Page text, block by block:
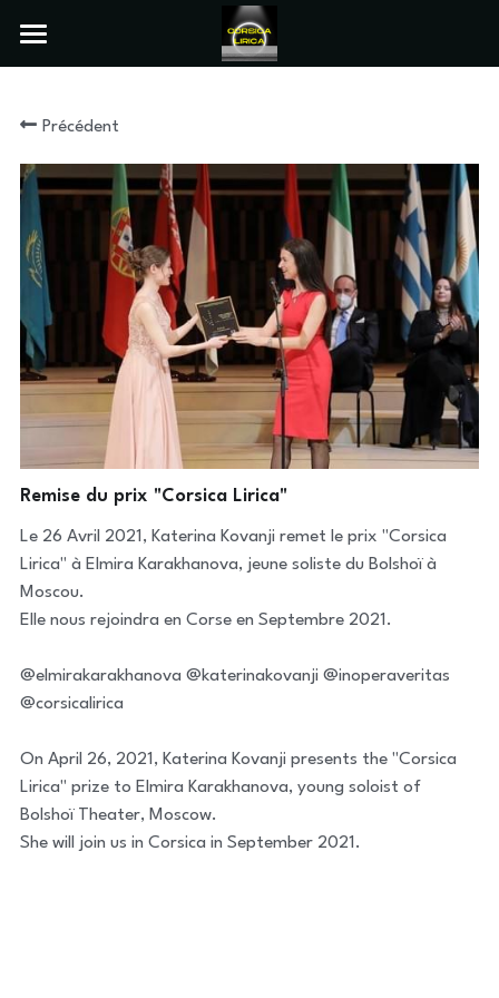
Inscriptions 1/4 de Finale
Français
Français
English
Témoignages
Précédent
Remise du prix "Corsica Lirica"
Le 26 Avril 2021, Katerina Kovanji remet le prix "Corsica
Lirica" à Elmira Karakhanova, jeune soliste du Bolshoï à
Moscou.
Elle nous rejoindra en Corse en Septembre 2021.
@elmirakarakhanova @katerinakovanji @inoperaveritas
@corsicalirica
On April 26, 2021, Katerina Kovanji presents the "Corsica
Lirica" ​​prize to Elmira Karakhanova, young soloist of
Bolshoï Theater, Moscow.
She will join us in Corsica in September 2021.
LES CATÉGORIES DE LA BOUTIQUE